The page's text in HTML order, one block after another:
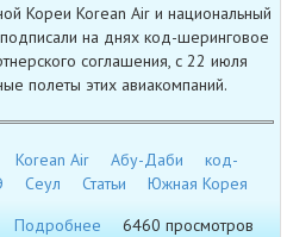
Кореи Korean Air и национальный
на днях код-шеринговое
соглашения, с 22 июля
полеты этих авиакомпаний.
Korean Air Абу-Даби
код-
Сеул Статьи
Южная Корея
Подробнее
6460 просмотров